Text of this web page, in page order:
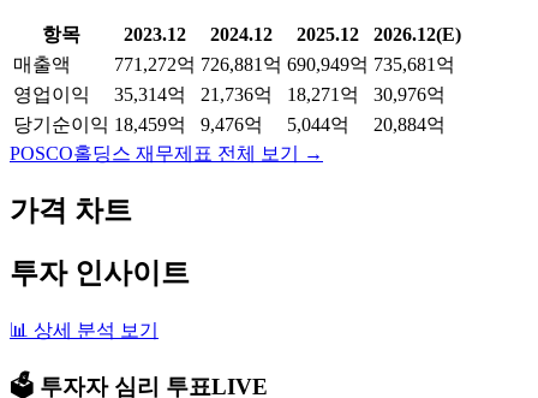
항목 2023.12 2024.12 2025.12
2026.12(E)
매출액
771,272억 726,881억 690,949억 735,681억
영업이익
35,314억 21,736억 18,271억
30,976억
당기순이익 18,459억 9,476억 5,044억
20,884억
POSCO홀딩스 재무제표 전체 보기 →
가격 차트
투자 인사이트
📊 상세 분석 보기
🗳️ 투자자 심리 투표LIVE